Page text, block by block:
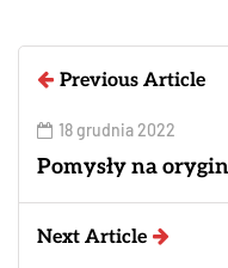
Previous Article
18 grudnia 2022
Pomysły na
Next Article